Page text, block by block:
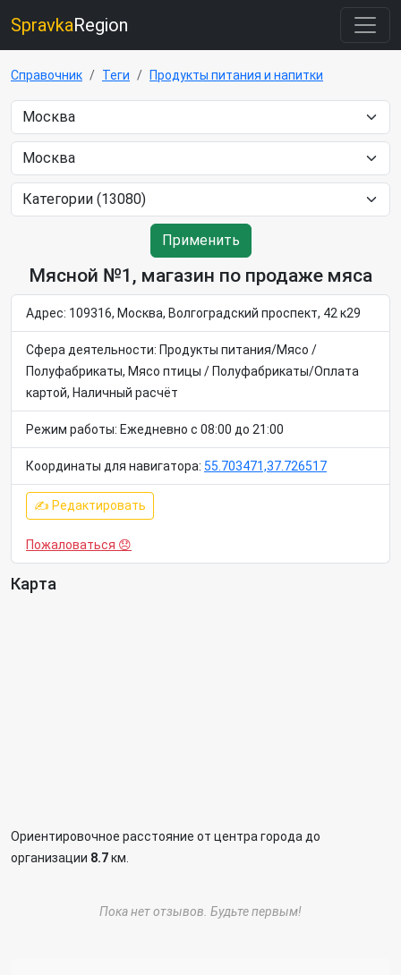
SpravkaRegion
Справочник Теги Продукты питания и напитки
Применить
Мясной №1, магазин по продаже мяса
Адрес: 109316, Москва, Волгоградский проспект, 42 к29
Сфера деятельности: Продукты питания/Мясо /
Полуфабрикаты, Мясо птицы / Полуфабрикаты/Оплата
картой, Наличный расчёт
Режим работы: Ежедневно с 08:00 до 21:00
Координаты для навигатора: 55.703471,37.726517
✍ Редактировать
Пожаловаться 😞
Карта
Ориентировочное расстояние от центра города до
организации 8.7км.
Пока нет отзывов. Будьте первым!